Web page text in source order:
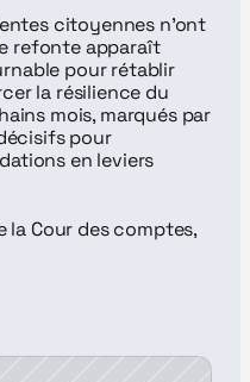
citoyennes n’ont
refonte apparaît
pour rétablir
la résilience du
mois, marqués par
pour
en leviers